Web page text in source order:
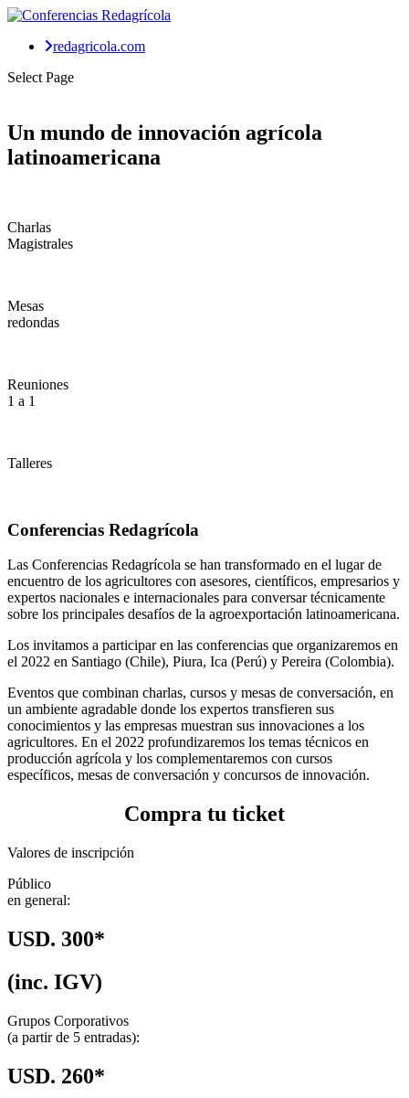
redagricola.com
Select Page
Un mundo de innovación agrícola
latinoamericana
Charlas
Magistrales
Mesas
redondas
Reuniones
1 a 1
Talleres
Conferencias Redagrícola
Las Conferencias Redagrícola se han transformado en el lugar de
encuentro de los agricultores con asesores, científicos, empresarios y
expertos nacionales e internacionales para conversar técnicamente
sobre los principales desafíos de la agroexportación latinoamericana.
Los invitamos a participar en las conferencias que organizaremos en
el 2022 en Santiago (Chile), Piura, Ica (Perú) y Pereira (Colombia).
Eventos que combinan charlas, cursos y mesas de conversación, en
un ambiente agradable donde los expertos transfieren sus
conocimientos y las empresas muestran sus innovaciones a los
agricultores. En el 2022 profundizaremos los temas técnicos en
producción agrícola y los complementaremos con cursos
específicos, mesas de conversación y concursos de innovación.
Compra tu ticket
Valores de inscripción
Público
en general:
USD. 300*
(inc. IGV)
Grupos Corporativos
(a partir de 5 entradas):
USD. 260*